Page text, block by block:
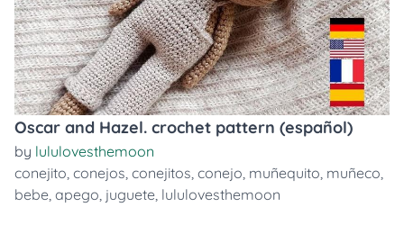
Oscar and Hazel. crochet pattern (español)
by lululovesthemoon
conejito, conejos, conejitos, conejo, muñequito, muñeco,
bebe, apego, juguete, lululovesthemoon